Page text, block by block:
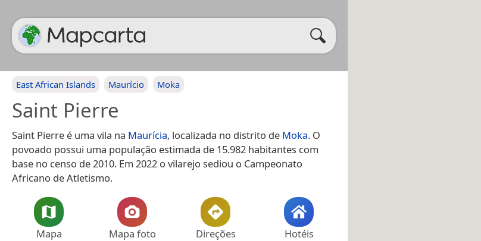
East African Islands Maurício Moka
Saint Pierre
Saint Pierre é uma vila na Maurícia, localizada no distrito de Moka. O
povoado possui uma população estimada de 15.982 habitantes com
base no censo de 2010. Em 2022 o vilarejo sediou o Campeonato
Africano de Atletismo.
Mapa Mapa foto Direções Hotéis